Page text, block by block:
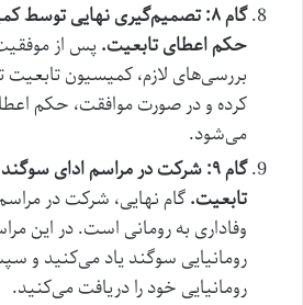
گام ۸: تصمیم‌گیری نهایی
حکم اعطای تابعیت.پس از
بررسی‌های لازم، کمیسیون تابعیت
کرده و در صورت موافقت، حکم
می‌شود.
گام ۹: شرکت در مراسم ادای
تابعیت.گام نهایی، شرکت در
وفاداری به رومانی است. در این
رومانیایی سوگند یاد می‌کنید و
رومانیایی خود را دریافت می‌کنید.